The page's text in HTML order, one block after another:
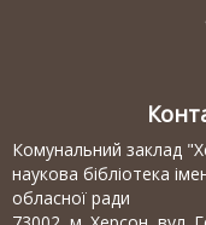
Комунальний заклад
наукова бібліотека
обласної ради